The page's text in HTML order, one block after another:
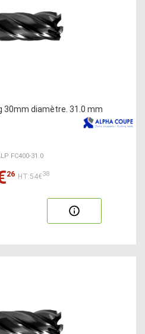
30mm diamètre. 31.0 mm
FC400-31.0
26 HT:54€38